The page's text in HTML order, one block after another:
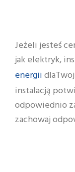
Jeżeli jesteś
jak elektryk,
energii
instalacją
odpowiednio
zachowaj